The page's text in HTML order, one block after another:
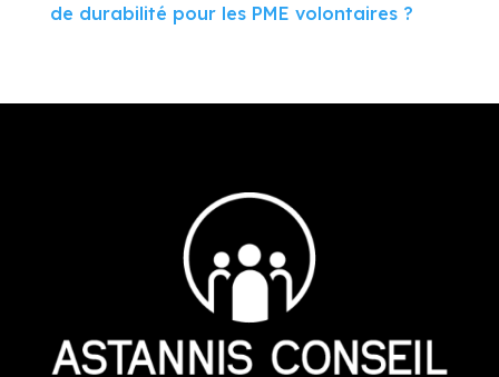
de durabilité pour les PME volontaires ?